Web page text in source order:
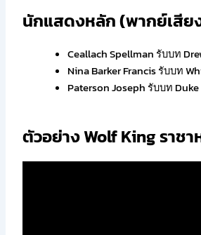
นักแสดงหลัก (พากย์เสีย
Ceallach Spellman รับบท
Nina Barker Francis รับบท
Paterson Joseph รับบท Duke
ตัวอย่าง Wolf King ราชา